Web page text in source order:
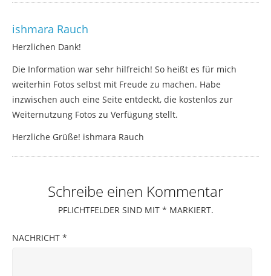
ishmara Rauch
Herzlichen Dank!
Die Information war sehr hilfreich! So heißt es für mich
weiterhin Fotos selbst mit Freude zu machen. Habe
inzwischen auch eine Seite entdeckt, die kostenlos zur
Weiternutzung Fotos zu Verfügung stellt.
Herzliche Grüße! ishmara Rauch
Schreibe einen Kommentar
PFLICHTFELDER SIND MIT * MARKIERT.
NACHRICHT *